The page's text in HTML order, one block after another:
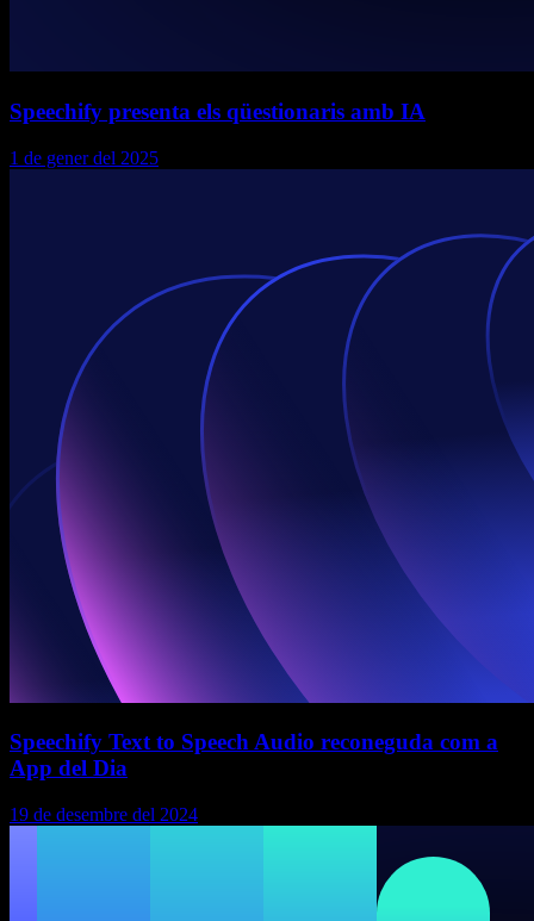
Speechify presenta els qüestionaris amb IA
1 de gener del 2025
Speechify Text to Speech Audio reconeguda com a
App del Dia
19 de desembre del 2024